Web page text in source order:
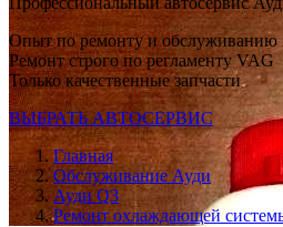
Опыт по ремонту и обслуживанию
Ремонт строго по регламенту VAG
Только качественные запчасти
ВЫБРАТЬ АВТОСЕРВИС
Главная
Обслуживание Ауди
Ауди Q3
Ремонт охлаждающей